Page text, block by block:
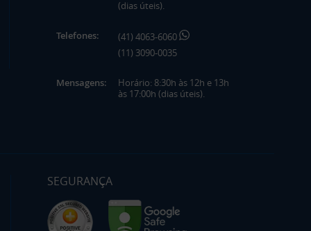
(dias úteis).
Telefones:
(41) 4063-6060
(11) 3090-0035
Mensagens:
Horário: 8:30h às 12h e 13h
às 17:00h (dias úteis).
SEGURANÇA